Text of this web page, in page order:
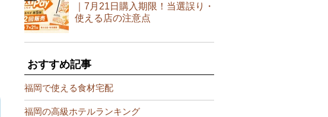
｜7月21日購入期限！当選誤り・
使える店の注意点
おすすめ記事
福岡で使える食材宅配
福岡の高級ホテルランキング